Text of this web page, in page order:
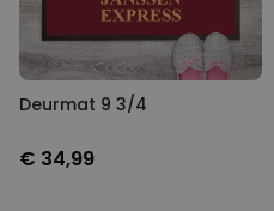
Deurmat 9 3/4
€ 34,99